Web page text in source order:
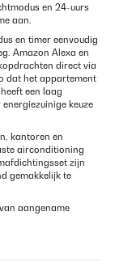
en 24-uurs
aan.
en timer eenvoudig
Amazon Alexa en
direct via
dat het appartement
een laag
keuze
kantoren en
airconditioning
zijn
gemakkelijk te
aangename